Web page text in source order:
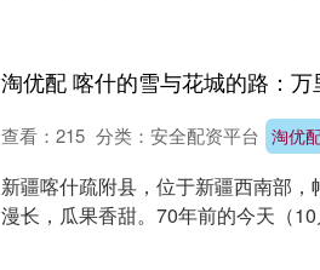
淘优配 喀什的雪与花城的路：
淘优
查看： 215 分类： 安全配资平台
新疆喀什疏附县，位于新疆西南部
漫长，瓜果香甜。70年前的今天（